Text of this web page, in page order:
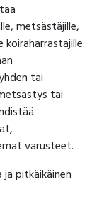
metsästäjille,
koiraharrastajille.
tai
tai
varusteet.
pitkäikäinen